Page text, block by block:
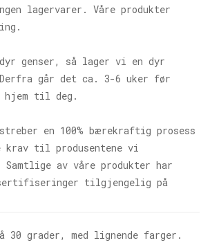
lagervarer. Våre produkter
genser, så lager vi en dyr
går det ca. 3-6 uker før
hjem til deg.
en 100% bærekraftig prosess
krav til produsentene vi
Samtlige av våre produkter har
sertifiseringer tilgjengelig på
30 grader, med lignende farger.